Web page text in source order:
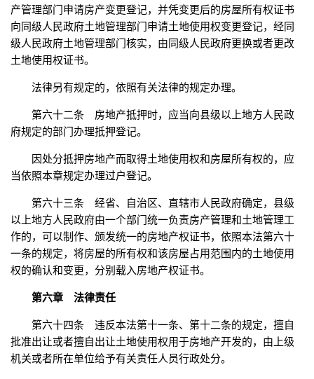
产管理部门申请房产变更登记，并凭变更后的房屋所有权证书
向同级人民政府土地管理部门申请土地使用权变更登记，经同
级人民政府土地管理部门核实，由同级人民政府更换或者更改
土地使用权证书。
法律另有规定的，依照有关法律的规定办理。
第六十二条 房地产抵押时，应当向县级以上地方人民政
府规定的部门办理抵押登记。
因处分抵押房地产而取得土地使用权和房屋所有权的，应
当依照本章规定办理过户登记。
第六十三条 经省、自治区、直辖市人民政府确定，县级
以上地方人民政府由一个部门统一负责房产管理和土地管理工
作的，可以制作、颁发统一的房地产权证书，依照本法第六十
一条的规定，将房屋的所有权和该房屋占用范围内的土地使用
权的确认和变更，分别载入房地产权证书。
第六章 法律责任
第六十四条 违反本法第十一条、第十二条的规定，擅自
批准出让或者擅自出让土地使用权用于房地产开发的，由上级
机关或者所在单位给予有关责任人员行政处分。